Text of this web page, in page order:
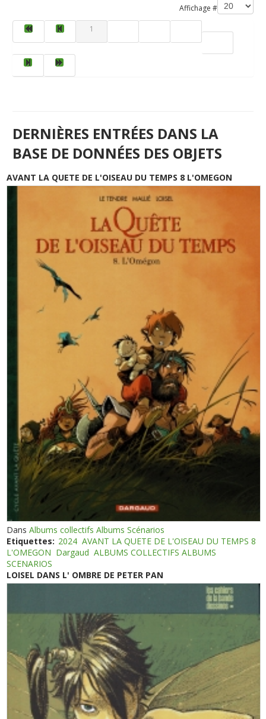
Affichage #
1
DERNIÈRES ENTRÉES DANS LA
BASE DE DONNÉES DES OBJETS
AVANT LA QUETE DE L'OISEAU DU TEMPS 8 L'OMEGON
DansAlbums collectifs Albums Scénarios
Etiquettes: 2024 AVANT LA QUETE DE L'OISEAU DU TEMPS 8
L'OMEGON Dargaud ALBUMS COLLECTIFS ALBUMS
SCENARIOS
LOISEL DANS L' OMBRE DE PETER PAN